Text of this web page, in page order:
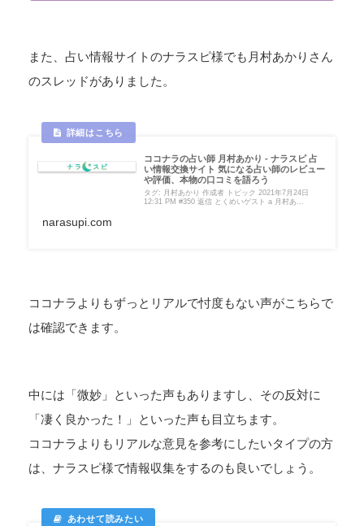
また、占い情報サイトのナラスピ様でも月村あかりさん
のスレッドがありました。
ココナラの占い師 月村あかり - ナラスピ 占
い情報交換サイト 気になる占い師のレビュー
や評価、本物の口コミを語ろう
タグ: 月村あかり 作成者 トピック 2021年7月24日
12:31 PM #350 返信 とくめいゲスト a 月村あ...
narasupi.com
ココナラよりもずっとリアルで忖度もない声がこちらで
は確認できます。
中には「微妙」といった声もありますし、その反対に
「凄く良かった！」といった声も目立ちます。
ココナラよりもリアルな意見を参考にしたいタイプの方
は、ナラスピ様で情報収集をするのも良いでしょう。